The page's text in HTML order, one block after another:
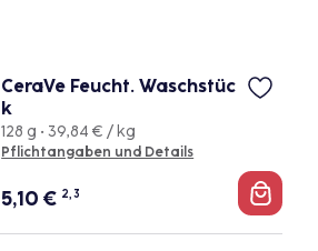
CeraVe Feucht. Waschstüc
k
128 g • 39,84 € / kg
Pflichtangaben und Details
5,10€ 2, 3